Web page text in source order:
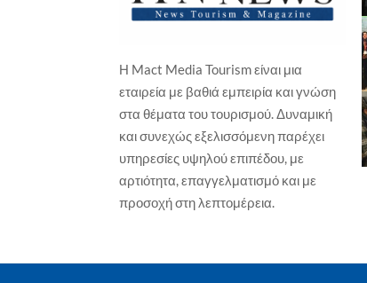
Η Mact Media Tourism είναι μια
εταιρεία με βαθιά εμπειρία και γνώση
στα θέματα του τουρισμού. Δυναμική
και συνεχώς εξελισσόμενη παρέχει
υπηρεσίες υψηλού επιπέδου, με
αρτιότητα, επαγγελματισμό και με
προσοχή στη λεπτομέρεια.
ΕΠΙΧΕΙΡΗΣΕΙΣ ΞΕΝΟΔΟΧΕΙΑ
Wyndham Hotels & Resorts – Νέο
TRYP by Wyndham στη Χάγη, σε
ιστορικό παραθαλάσσιο
ξενοδοχείο
Γιώργος Καραχρήστος 7 Αυγούστου, 2026